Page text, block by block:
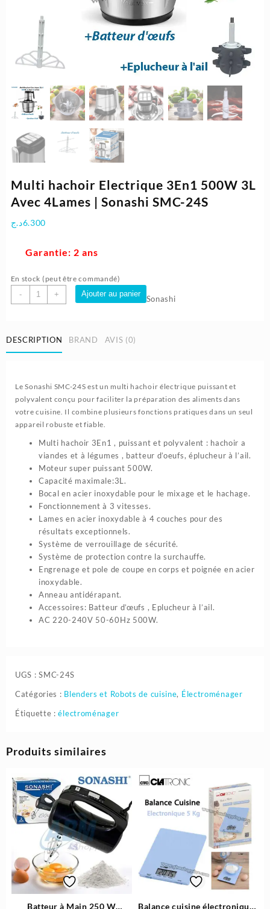
Multi hachoir Electrique 3En1 500W 3L
Avec 4Lames | Sonashi SMC-24S
6.300د.ج
Garantie: 2 ans
En stock (peut être commandé)
-
quantité
de
Electrique
3En1
Avec
4Lames
|
Sonashi
SMC-
24S
+ Ajouter au panier
Sonashi
DESCRIPTION BRAND AVIS (0)
Le Sonashi SMC-24S est un multi hachoir électrique puissant et
polyvalent conçu pour faciliter la préparation des aliments dans
votre cuisine. Il combine plusieurs fonctions pratiques dans un seul
appareil robuste et fiable.
Multi hachoir 3En1 , puissant et polyvalent : hachoir a
viandes et à légumes , batteur d’oeufs, éplucheur à l’ail.
Moteur super puissant 500W.
Capacité maximale:3L.
Bocal en acier inoxydable pour le mixage et le hachage.
Fonctionnement à 3 vitesses.
Lames en acier inoxydable à 4 couches pour des
résultats exceptionnels.
Système de verrouillage de sécurité.
Système de protection contre la surchauffe.
Engrenage et pole de coupe en corps et poignée en acier
inoxydable.
Anneau antidérapant.
Accessoires: Batteur d’œufs , Eplucheur à l’ail.
AC 220-240V 50-60Hz 500W.
UGS :SMC-24S
Catégories : Blenders et Robots de cuisine, Électroménager
Étiquette :électroménager
Produits similaires
Batteur à Main 250 W
Balance cuisine électronique |